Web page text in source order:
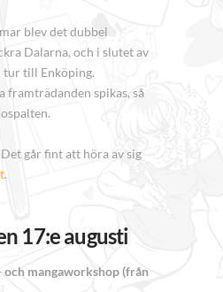
blev det dubbel
Dalarna, och i slutet av
tur till Enköping.
framträdanden spikas, så
går fint att höra av sig
.
17:e augusti
och mangaworkshop (från